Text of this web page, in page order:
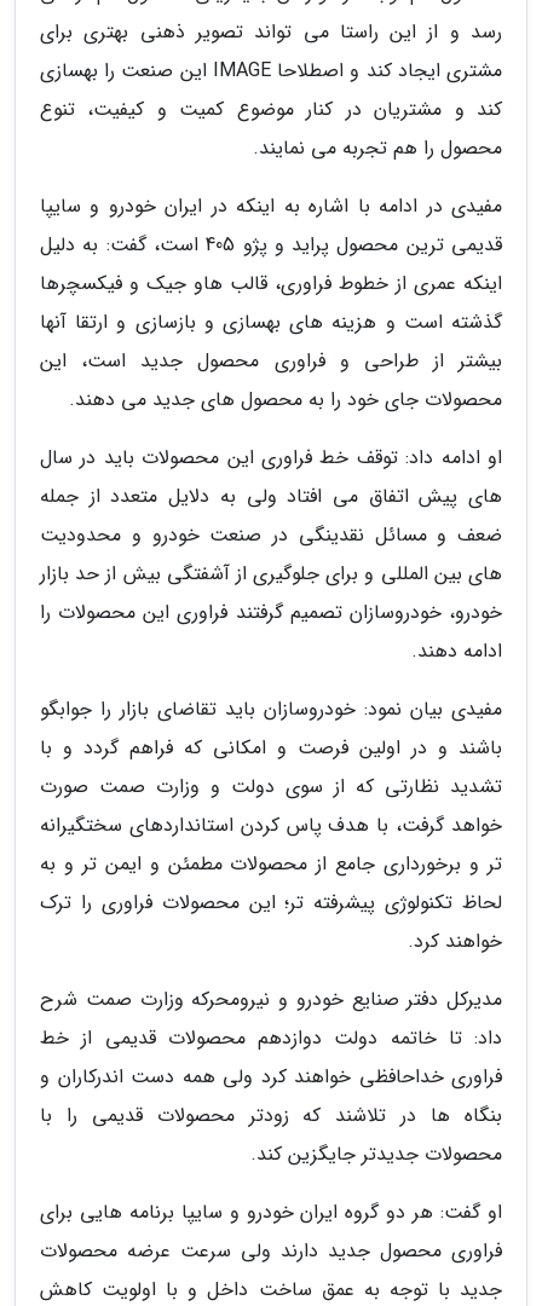
رسد و از این راستا می تواند تصویر ذهنی بهتری برای
مشتری ایجاد کند و اصطلاحا IMAGE این صنعت را بهسازی
کند و مشتریان در کنار موضوع کمیت و کیفیت، تنوع
محصول را هم تجربه می نمایند.
مفیدی در ادامه با اشاره به اینکه در ایران خودرو و سایپا
قدیمی ترین محصول پراید و پژو 405 است، گفت: به دلیل
اینکه عمری از خطوط فراوری، قالب هاو جیک و فیکسچرها
گذشته است و هزینه های بهسازی و بازسازی و ارتقا آنها
بیشتر از طراحی و فراوری محصول جدید است، این
محصولات جای خود را به محصول های جدید می دهند.
او ادامه داد: توقف خط فراوری این محصولات باید در سال
های پیش اتفاق می افتاد ولی به دلایل متعدد از جمله
ضعف و مسائل نقدینگی در صنعت خودرو و محدودیت
های بین المللی و برای جلوگیری از آشفتگی بیش از حد بازار
خودرو، خودروسازان تصمیم گرفتند فراوری این محصولات را
ادامه دهند.
مفیدی بیان نمود: خودروسازان باید تقاضای بازار را جوابگو
باشند و در اولین فرصت و امکانی که فراهم گردد و با
تشدید نظارتی که از سوی دولت و وزارت صمت صورت
خواهد گرفت، با هدف پاس کردن استانداردهای سختگیرانه
تر و برخورداری جامع از محصولات مطمئن و ایمن تر و به
لحاظ تکنولوژی پیشرفته تر؛ این محصولات فراوری را ترک
خواهند کرد.
مدیرکل دفتر صنایع خودرو و نیرومحرکه وزارت صمت شرح
داد: تا خاتمه دولت دوازدهم محصولات قدیمی از خط
فراوری خداحافظی خواهند کرد ولی همه دست اندرکاران و
بنگاه ها در تلاشند که زودتر محصولات قدیمی را با
محصولات جدیدتر جایگزین کند.
او گفت: هر دو گروه ایران خودرو و سایپا برنامه هایی برای
فراوری محصول جدید دارند ولی سرعت عرضه محصولات
جدید با توجه به عمق ساخت داخل و با اولویت کاهش